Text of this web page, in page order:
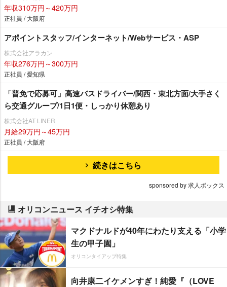
年収310万円～420万円
正社員 / 大阪府
アポイントスタッフ/インターネット/Webサービス・ASP
株式会社アラカン
年収276万円～300万円
正社員 / 愛知県
「普免で応募可」高速バスドライバー/関西・東北方面/大手さく
ら交通グループ/1日1便・しっかり休憩あり
株式会社AT LINER
月給29万円～45万円
正社員 / 大阪府
続きはこちら
sponsored by 求人ボックス
オリコンニュース イチオシ特集
マクドナルドが40年にわたり支える「小学
生の甲子園」
オリコンタイアップ特集
向井康二イケメンすぎ！純愛『（LOVE